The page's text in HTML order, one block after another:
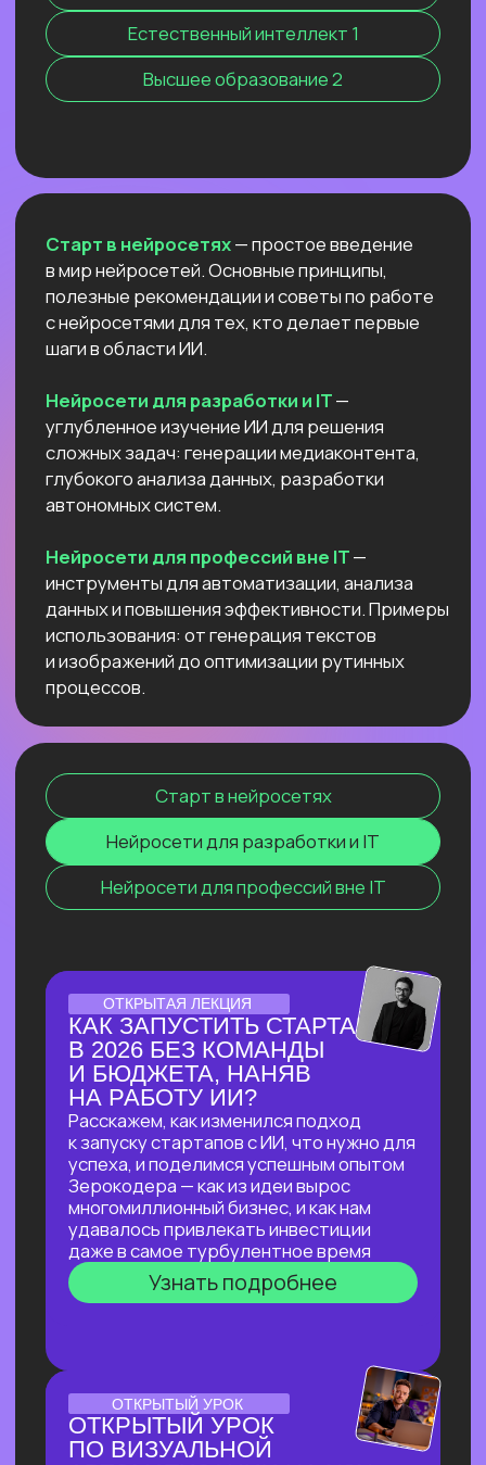
Старт в нейросетях— простое введение
в мир нейросетей. Основные принципы,
полезные рекомендации и советы по работе
с нейросетями для тех, кто делает первые
шаги в области ИИ.
Нейросети для разработки и IT
глубокого анализа данных, разработки
автономных систем.
Нейросети для профессий вне IT—
инструменты для автоматизации, анализа
данных и повышения эффективности.
рутинных процессов.
Старт в нейросетях
Нейросети для разработки и IT
Нейросети для профессий вне IT
Нейросети 28
IT-профессии 16
Для детей 8
Естественный интеллект 1
ОНЛАЙН-СЕМИНАР
ПО ПЕРПЛЕКСИТИ ИИ ДЛЯ
ПЕДАГОГОВ
И РЕПЕТИТОРОВ
Соберем «вау-урок» для ваших
учеников и студентов за минуты
и расскажем, как сделать это
стабильной практикой.
Узнать подробнее
ПО ПРИМЕНЕНИЮ ИИ
ДЛЯ ЮРИДИЧЕСКИХ ЗАДАЧ
В прямом эфире мы покажем, как
с помощью ИИ автоматизировать
до 90% работы со сложными
документами, за минуты проверять
их на соответствие законодательству
и кратно сократить время на рутинные
задачи!
Узнать подробнее
ОНЛАЙН-ПРАКТИКУМ
ПО НЕЙРОСЕТЯМ
ДЛЯ САМОЗАНЯТЫХ,
РУКОВОДИТЕЛЕЙ
И ВЛАДЕЛЬЦЕВ БИЗНЕСА
разбираться